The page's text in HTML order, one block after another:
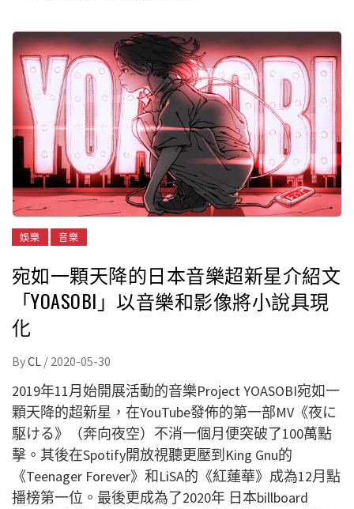
娛樂 音樂
宛如一顆天降的日本音樂超新星介紹文
「YOASOBI」以音樂和影像將小說具現
化
ByCL / 2020-05-30
2019年11月始開展活動的音樂Project YOASOBI宛如一
顆天降的超新星，在YouTube發佈的第一部MV《夜に
駆ける》（奔向夜空）不消一個月便突破了100萬點
擊。其後在Spotify開放視聽更壓到King Gnu的
《Teenager Forever》和LiSA的《紅蓮華》成為12月點
播榜第一位。最後更成為了2020年 日本billboard